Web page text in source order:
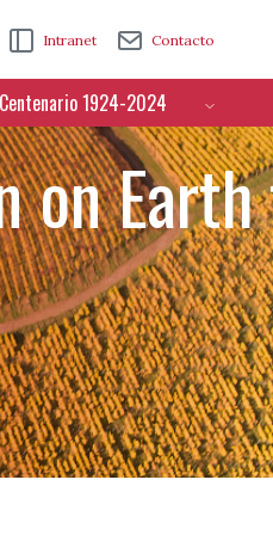
Intranet Contacto
Centenario 1924-2024
on